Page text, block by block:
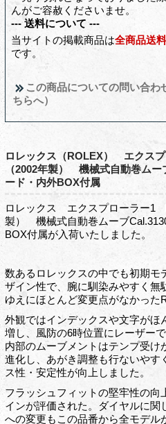
んがご容赦くださいませ。
--- 送料について ---
当サイトの掲載商品は全商品送
です。
この商品についての問い合わ
ちらへ）
ロレックス（ROLEX） エクス
（2002年製） 機械式自動巻ム
ード・内外BOX付属
ロレックス エクスプローラー1
製） 機械式自動巻ムーブ
BOX付属が入荷いたしました。
数あるロレックスの中でも初期モ
ザイン性で、腕に馴染みやすく無
ゆえにほとんど変更点がなかった
外観ではインデックスや文字がほ
増し、風防の6時位置にレーザー
内部のムーブメントはテンプ受け
進化し、あがき調整も行ないやす
ス性・安定性が向上しました。
フラッシュフィットの堅牢性の向
インが評価された。ダイヤルに関
への変更もこの品番から全モデル